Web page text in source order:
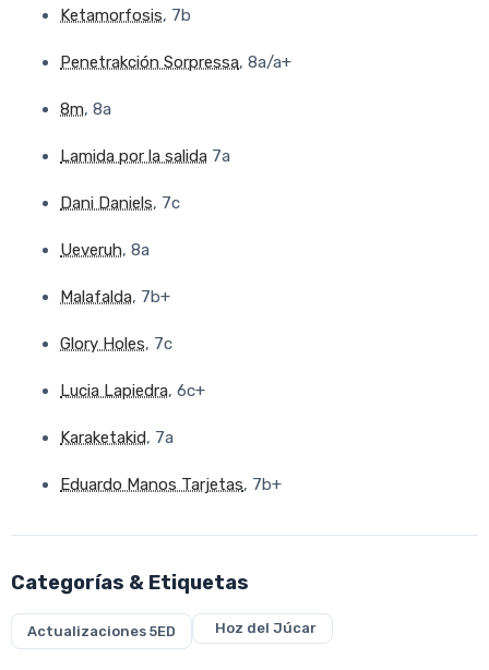
Ketamorfosis, 7b
Penetrakción Sorpressa, 8a/a+
8m, 8a
Lamida por la salida 7a
Dani Daniels, 7c
Ueveruh, 8a
Malafalda, 7b+
Glory Holes, 7c
Lucia Lapiedra, 6c+
Karaketakid, 7a
Eduardo Manos Tarjetas, 7b+
Categorías & Etiquetas
Actualizaciones 5ED Hoz del Júcar